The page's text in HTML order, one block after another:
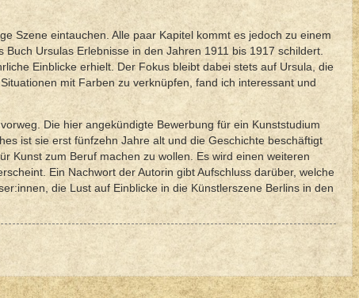
Szene eintauchen. Alle paar Kapitel kommt es jedoch zu einem
Ursulas Erlebnisse in den Jahren 1911 bis 1917 schildert.
Einblicke erhielt. Der Fokus bleibt dabei stets auf Ursula, die
mit Farben zu verknüpfen, fand ich interessant und
Die hier angekündigte Bewerbung für ein Kunststudium
ist sie erst fünfzehn Jahre alt und die Geschichte beschäftigt
Kunst zum Beruf machen zu wollen. Es wird einen weiteren
Ein Nachwort der Autorin gibt Aufschluss darüber, welche
die Lust auf Einblicke in die Künstlerszene Berlins in den